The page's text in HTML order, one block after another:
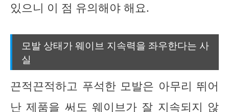
있으니 이 점 유의해야 해요.
모발 상태가 웨이브 지속력을 좌우한다는 사
실
끈적끈적하고 푸석한 모발은 아무리 뛰어
난 제품을 써도 웨이브가 잘 지속되지 않